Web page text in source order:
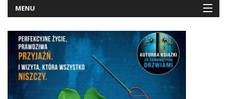
MENU
NOWOŚCI
PATRONATY